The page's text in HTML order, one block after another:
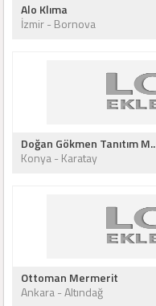
Alo Klıma
İzmir - Bornova
Doğan Gökmen Tanıtım M..
Konya - Karatay
Ottoman Mermerit
Ankara - Altındağ